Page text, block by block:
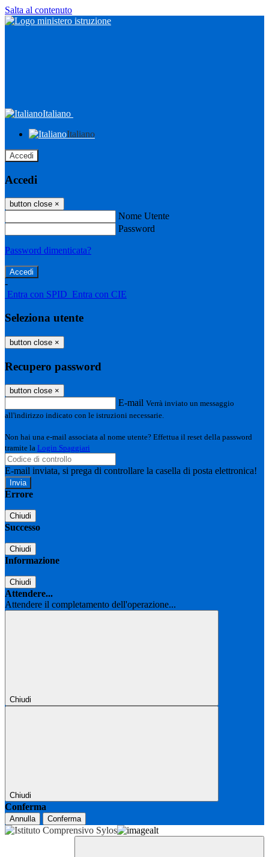
Salta al contenuto
Italiano
Italiano
Accedi
Accedi
button close ×
Nome Utente
Password
Password dimenticata?
-
Entra con SPID Entra con CIE
Seleziona utente
button close ×
Recupero password
button close ×
E-mail Verrà inviato un messaggio
all'indirizzo indicato con le istruzioni necessarie.
Non hai una e-mail associata al nome utente? Effettua il reset della password
tramite la Login Spaggiari
E-mail inviata, si prega di controllare la casella di posta elettronica!
Errore
Chiudi
Successo
Chiudi
Informazione
Chiudi
Attendere...
Attendere il completamento dell'operazione...
Chiudi
Chiudi
Conferma
Annulla Conferma